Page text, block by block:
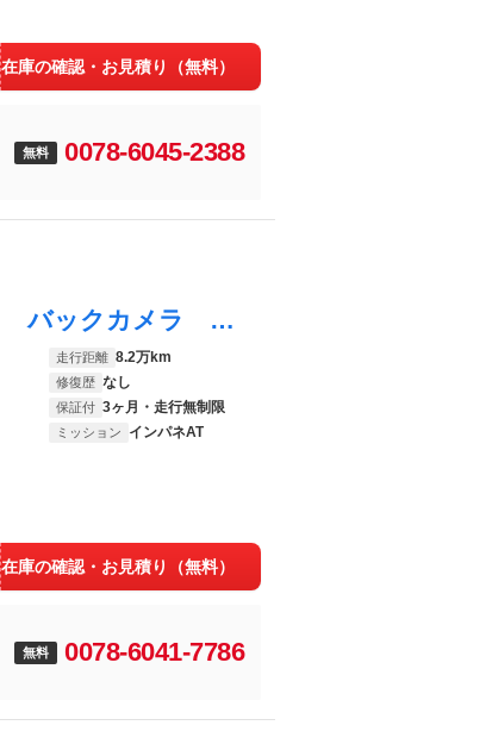
在庫の確認・お見積り（無料）
無料 0078-6045-2388
プレマシー ２０Ｃ－スカイアクティブ ＥＴＣ バックカメラ ナビ ＴＶ 両側電動スライドドア オートライト スマートキー 電動格納ミラー ３列シート ＡＴ ＣＤ Ｂｌｕｅｔｏｏｔｈ 盗難防止システム 衝突安全ボディ ＡＢＳ ＥＳＣ
走行距離 8.2万km
修復歴 なし
保証付 3ヶ月・走行無制限
ミッション インパネAT
在庫の確認・お見積り（無料）
無料 0078-6041-7786